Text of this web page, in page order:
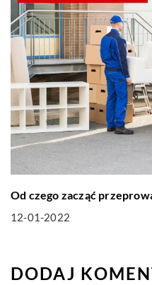
Od czego zacząć
12-01-2022
DODAJ